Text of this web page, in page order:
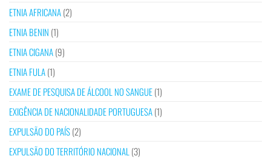
ETNIA AFRICANA(2)
ETNIA BENIN (1)
ETNIA CIGANA(9)
ETNIA FULA(1)
EXAME DE PESQUISA DE ÁLCOOL NO SANGUE(1)
EXIGÊNCIA DE NACIONALIDADE PORTUGUESA(1)
EXPULSÃO DO PAÍS(2)
EXPULSÃO DO TERRITÓRIO NACIONAL (3)